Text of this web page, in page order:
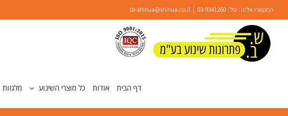
פתח סרגל נגישות
content
התקשרו אלינו : טל': 03-9341260
sb-shinua@shinua.co.il
דף הבית אודות כל מוצרי השינוע מלגזות